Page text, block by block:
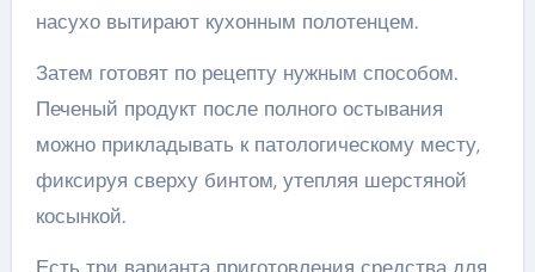
насухо вытирают кухонным полотенцем.
Затем готовят по рецепту нужным способом.
Печеный продукт после полного остывания
можно прикладывать к патологическому месту,
фиксируя сверху бинтом, утепляя шерстяной
косынкой.